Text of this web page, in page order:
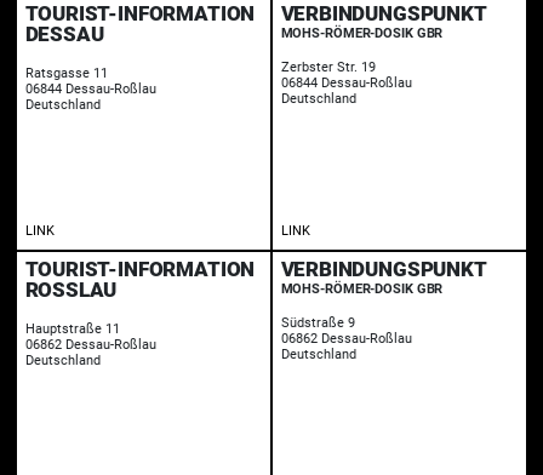
TOURIST-INFORMATION
DESSAU
Ratsgasse 11
06844 Dessau-Roßlau
Deutschland
LINK
VERBINDUNGSPUNKT
MOHS-RÖMER-DOSIK GBR
Zerbster Str. 19
06844 Dessau-Roßlau
Deutschland
LINK
TOURIST-INFORMATION
ROSSLAU
Hauptstraße 11
06862 Dessau-Roßlau
Deutschland
VERBINDUNGSPUNKT
MOHS-RÖMER-DOSIK GBR
Südstraße 9
06862 Dessau-Roßlau
Deutschland